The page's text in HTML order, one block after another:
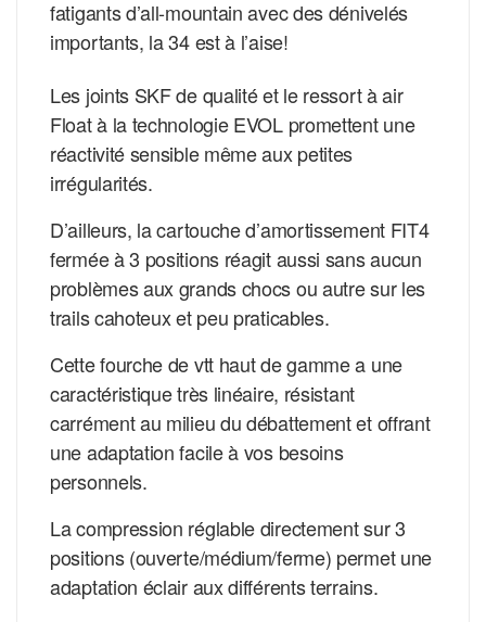
fatigants d’all-mountain avec des dénivelés
importants, la 34 est à l’aise!
Les joints SKF de qualité et le ressort à air
Float à la technologie EVOL promettent une
réactivité sensible même aux petites
irrégularités.
D’ailleurs, la cartouche d’amortissement FIT4
fermée à 3 positions réagit aussi sans aucun
problèmes aux grands chocs ou autre sur les
trails cahoteux et peu praticables.
Cette fourche de vtt haut de gamme a une
caractéristique très linéaire, résistant
carrément au milieu du débattement et offrant
une adaptation facile à vos besoins
personnels.
La compression réglable directement sur 3
positions (ouverte/médium/ferme) permet une
adaptation éclair aux différents terrains.